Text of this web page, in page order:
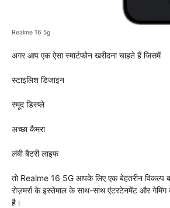
Realme 16 5g
अगर आप एक ऐसा स्मार्टफोन खरीदना चाहते हैं जिसमें
स्टाइलिश डिजाइन
स्मूद डिस्प्ले
अच्छा कैमरा
लंबी बैटरी लाइफ
तो Realme 16 5G आपके लिए एक बेहतरीन विकल्प
रोज़मर्रा के इस्तेमाल के साथ-साथ एंटरटेनमेंट और
है।